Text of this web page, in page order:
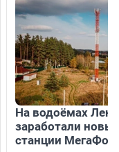
На водоёмах
заработали
станции